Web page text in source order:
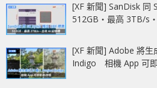
[XF 新聞] SanDisk 同
512GB‧最高 3TB/
[XF 新聞] Adobe 將
Indigo 相機 App 可